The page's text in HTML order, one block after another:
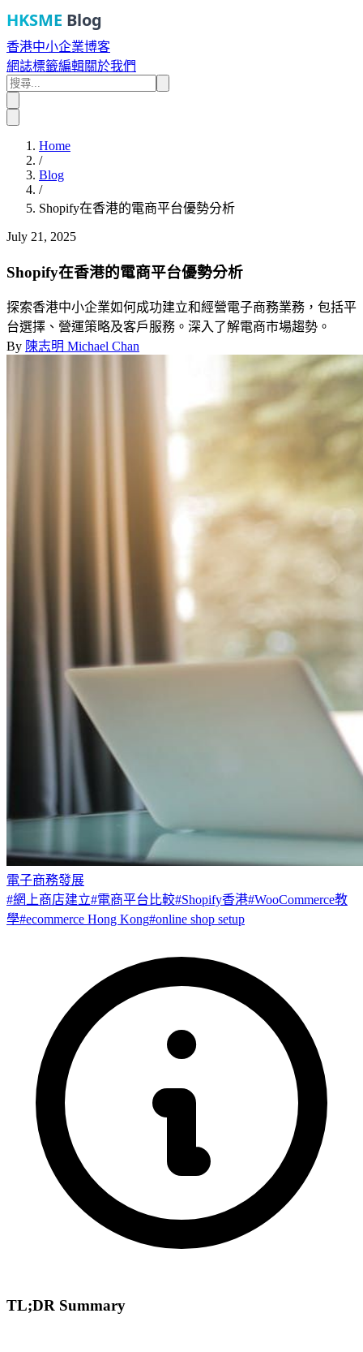
HKSME Blog
香港中小企業博客
網誌標籤編輯關於我們
Home
/
Blog
/
Shopify在香港的電商平台優勢分析
July 21, 2025
Shopify在香港的電商平台優勢分析
探索香港中小企業如何成功建立和經營電子商務業務，包括平
台選擇、營運策略及客戶服務。深入了解電商市場趨勢。
By 陳志明 Michael Chan
電子商務發展
#網上商店建立#電商平台比較#Shopify香港#WooCommerce教
學#ecommerce Hong Kong#online shop setup
TL;DR Summary